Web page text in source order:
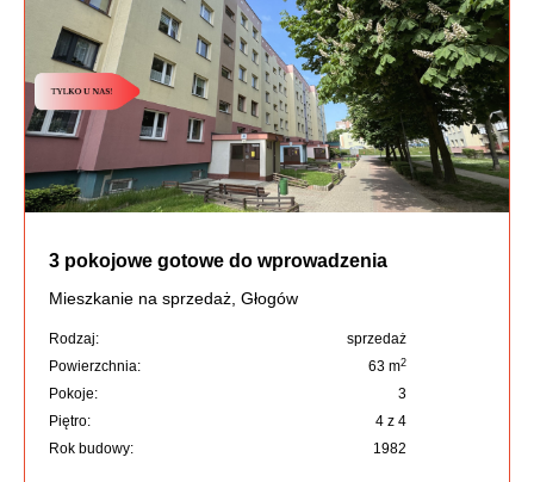
3 pokojowe gotowe do wprowadzenia
Mieszkanie na sprzedaż, Głogów
Rodzaj:
sprzedaż
Powierzchnia:
63 m2
Pokoje:
3
Piętro:
4 z 4
Rok budowy:
1982